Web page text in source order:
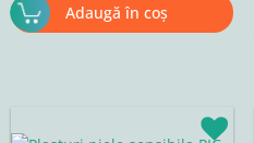
Adaugă în coș